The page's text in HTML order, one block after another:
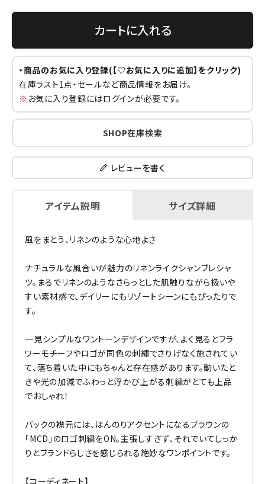
カートに入れる
・商品のお気に入り登録(【♡お気に入りに追加】をクリック)
在庫ラスト1点・セールなど商品情報をお届け。
※ お気に入り登録にはログインが必要です。
SHOP在庫検索
レビューを書く
アイテム説明 サイズ詳細
風をまとう、リネンのような心地よさ
ナチュラルな風合いが魅力のリネンライクシャンブレシャ
ツ。まるでリネンのようなさらっとした肌触りながら扱いや
すい素材感で、デイリーにもリゾートシーンにもぴったりで
す。
一見シンプルなワントーンデザインですが、よく見るとフラ
ワーモチーフやロゴが同色の刺繍でさりげなく施されてい
て、落ち着いた中にもちゃんと存在感があります。動いたと
きや光の加減でふわっと浮かび上がる刺繍がとても上品
でおしゃれ！
バックの襟元には、ほんのりアクセントになるブラウンの
「MCD」のロゴ刺繍をON。主張しすぎず、それでいてしっか
りとブランドらしさを感じられる絶妙なワンポイントです。
【コーディネート】